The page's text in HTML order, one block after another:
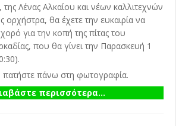
της Λένας Αλκαίου και νέων καλλιτεχνών
ορχήστρα, θα έχετε την ευκαιρία να
για την κοπή της πίτας του
που θα γίνει την Παρασκευή 1
πατήστε πάνω στη φωτογραφία.
περισσότερα...